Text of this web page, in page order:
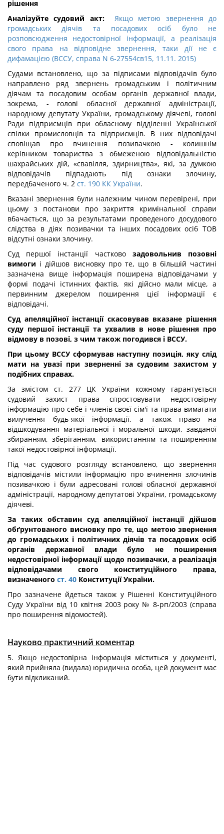
рішення
Аналізуйте судовий акт:
Якщо метою звернення до
громадських діячів та посадових осіб було не
розповсюдження недостовірної інформації, а реалізація
свого права на відповідне звернення, таки дії не є
дифамацією (ВССУ, справа N 6-27554св15, 11.11. 2015)
Судами встановлено, що за підписами відповідачів було
направлено ряд звернень громадським і політичним
діячам та посадовим особам органів державної влади,
зокрема, - голові обласної державної адміністрації,
народному депутату України, громадському діячеві, голові
Ради підприємців при обласному відділенні Української
спілки промисловців та підприємців. В них відповідачі
сповіщав про вчинення позивачкою - колишнім
керівником товариства з обмеженою відповідальністю
шахрайських дій, «свавілля, здирництва», які, за думкою
відповідачів підпадають під ознаки злочину,
передбаченого ч. 2 ст. 190 КК України.
Вказані звернення були належним чином перевірені, при
цьому з постанови про закриття кримінальної справи
вбачається, що за результатами проведеного досудового
слідства в діях позивачки та інших посадових осіб ТОВ
відсутні ознаки злочину.
Суд першої інстанції частково задовольнив позовні
вимоги і дійшов висновку про те, що в більшій частині
зазначена вище інформація поширена відповідачами у
формі подачі істинних фактів, які дійсно мали місце, а
первинним джерелом поширення цієї інформації є
відповідачі.
Суд апеляційної інстанції скасовував вказане рішення
суду першої інстанції та ухвалив в нове рішення про
відмову в позові, з чим також погодився і ВССУ.
При цьому ВССУ сформував наступну позиція, яку слід
мати на увазі при зверненні за судовим захистом у
подібних справах.
За змістом ст. 277 ЦК України кожному гарантується
судовий захист права спростовувати недостовірну
інформацію про себе і членів своєї сім'ї та права вимагати
вилучення будь-якої інформації, а також право на
відшкодування матеріальної і моральної шкоди, завданої
збиранням, зберіганням, використанням та поширенням
такої недостовірної інформації.
Під час судового розгляду встановлено, що звернення
відповідачів містили інформацію про вчинення злочинів
позивачкою і були адресовані голові обласної державної
адміністрації, народному депутатові України, громадському
діячеві.
За таких обставин суд апеляційної інстанції дійшов
обґрунтованого висновку про те, що метою звернення
до громадських і політичних діячів та посадових осіб
органів державної влади було не поширення
недостовірної інформації щодо позивачки, а реалізація
відповідачами свого конституційного права,
визначеного ст. 40 Конституції України.
Про зазначене йдеться також у Рішенні Конституційного
Суду України від 10 квітня 2003 року № 8-рп/2003 (справа
про поширення відомостей).
Науково практичний коментар
5. Якщо недостовірна інформація міститься у документі,
який прийняла (видала) юридична особа, цей документ має
бути відкликаний.